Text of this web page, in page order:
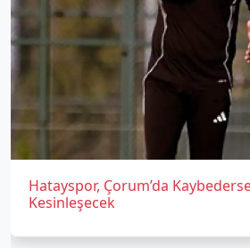
Hatayspor, Çorum’da
Kesinleşecek